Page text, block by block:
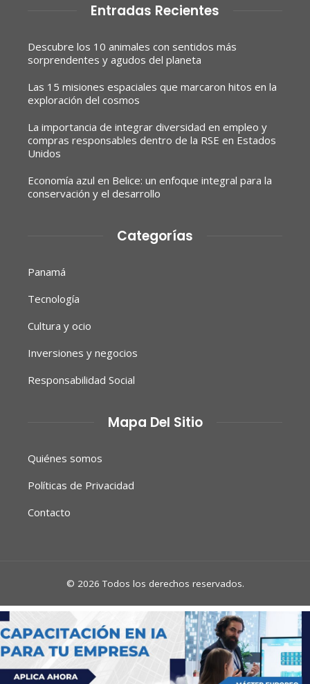
Entradas Recientes
Descubre los 10 animales con sentidos más
sorprendentes y agudos del planeta
Las 15 misiones espaciales que marcaron hitos en la
exploración del cosmos
La importancia de integrar diversidad en empleo y
compras responsables dentro de la RSE en Estados
Unidos
Economía azul en Belice: un enfoque integral para la
conservación y el desarrollo
Categorías
Panamá
Tecnología
Cultura y ocio
Inversiones y negocios
Responsabilidad Social
Mapa Del Sitio
Quiénes somos
Políticas de Privacidad
Contacto
© 2026 Todos los derechos reservados.